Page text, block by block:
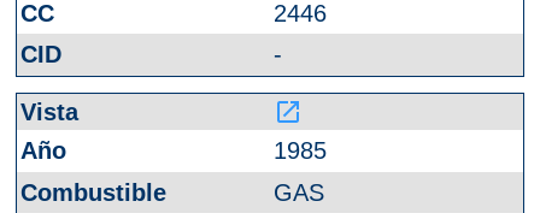
2446
-
launch
1985
GAS